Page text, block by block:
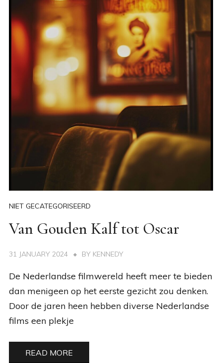
NIET GECATEGORISEERD
Van Gouden Kalf tot Oscar
31 JANUARY 2024 BY KENNEDY
De Nederlandse filmwereld heeft meer te bieden
dan menigeen op het eerste gezicht zou denken.
Door de jaren heen hebben diverse Nederlandse
films een plekje
READ MORE